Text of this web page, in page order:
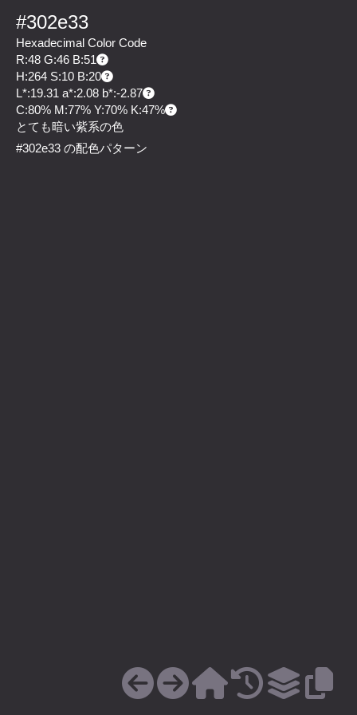
#302e33
Hexadecimal Color Code
R:48 G:46 B:51
H:264 S:10 B:20
L*:19.31 a*:2.08 b*:-2.87
C:80% M:77% Y:70% K:47%
とても暗い紫系の色
#302e33 の配色パターン